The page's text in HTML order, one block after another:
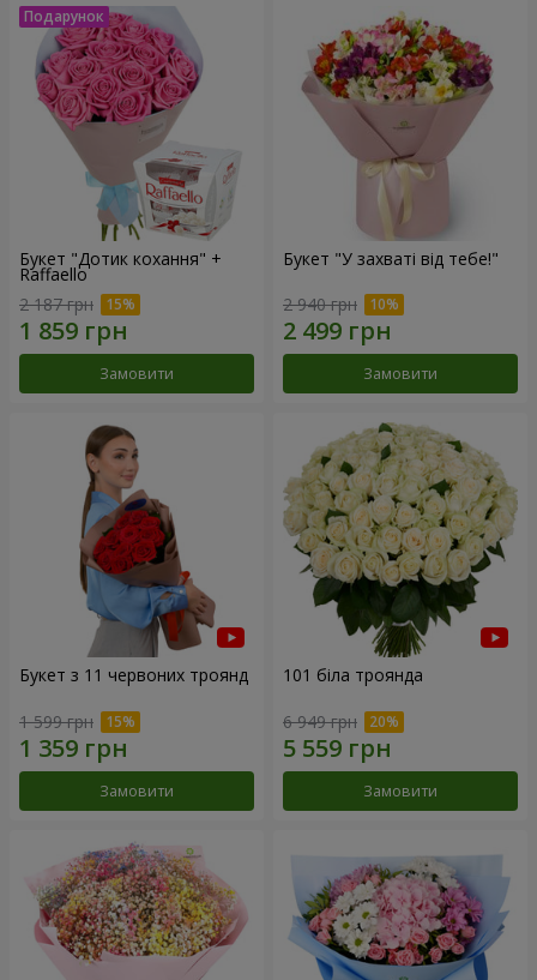
Букет "Дотик кохання" +
Raffaello
2 187 грн
Замовити
Букет "У захваті від тебе!"
2 940 грн
Замовити
Букет з 11 червоних троянд
1 599 грн
Замовити
101 біла троянда
6 949 грн
Замовити